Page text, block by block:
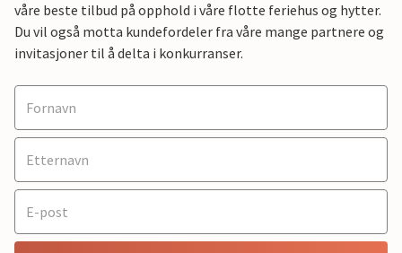
våre beste tilbud på opphold i våre flotte feriehus og hytter.
Du vil også motta kundefordeler fra våre mange partnere og
invitasjoner til å delta i konkurranser.